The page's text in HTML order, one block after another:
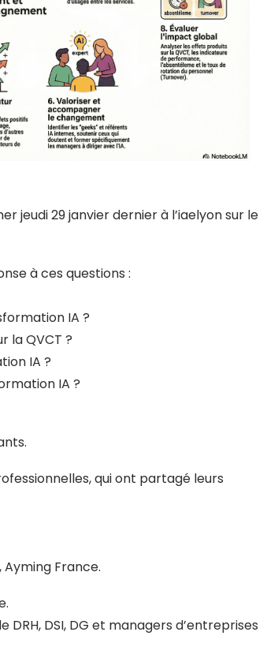
jeudi 29 janvier dernier à l’iaelyon sur le
à ces questions :
IA ?
la QVCT ?
IA ?
IA ?
qui ont partagé leurs
France.
DSI, DG et managers d’entreprises